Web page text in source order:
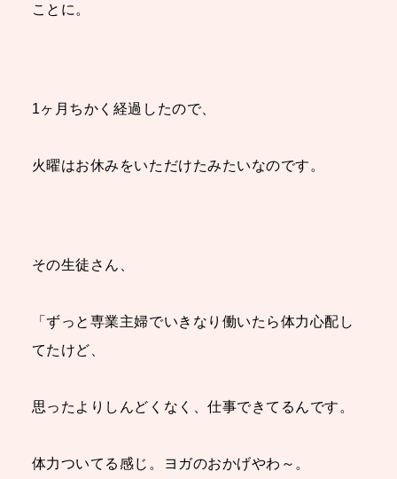
ことに。
1ヶ月ちかく経過したので、
火曜はお休みをいただけたみたいなのです。
その生徒さん、
「ずっと専業主婦でいきなり働いたら体力心配し
てたけど、
思ったよりしんどくなく、仕事できてるんです。
体力ついてる感じ。ヨガのおかげやわ～。